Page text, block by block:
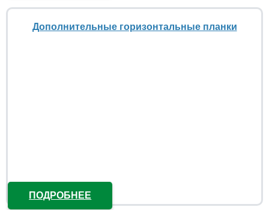
Дополнительные горизонтальные планки
ПОДРОБНЕЕ